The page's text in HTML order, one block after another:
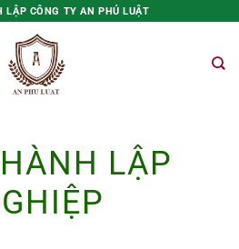
LẬP CÔNG TY AN PHÚ LUẬT
LẬP